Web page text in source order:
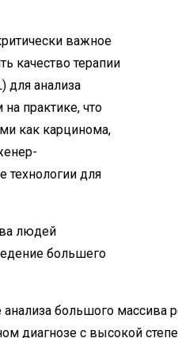
важное
качество терапии
для анализа
практике, что
как карцинома,
технологии для
людей
большего
большого массива
диагнозе с высокой